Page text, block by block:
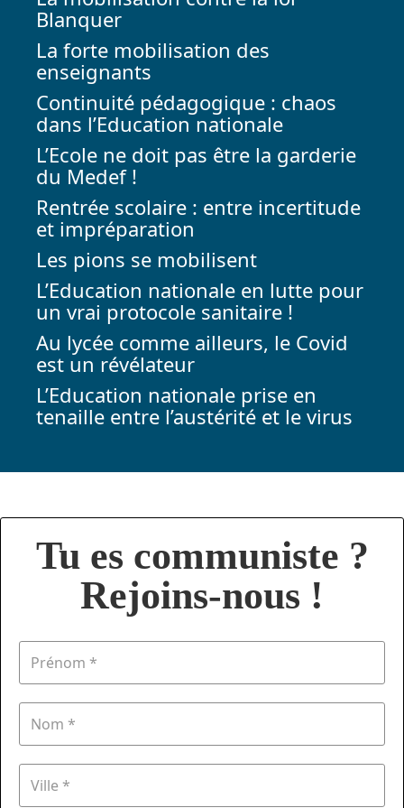
Blanquer
La forte mobilisation des
enseignants
Continuité pédagogique : chaos
dans l’Education nationale
L’Ecole ne doit pas être la garderie
du Medef !
Rentrée scolaire : entre incertitude
et impréparation
Les pions se mobilisent
L’Education nationale en lutte pour
un vrai protocole sanitaire !
Au lycée comme ailleurs, le Covid
est un révélateur
L’Education nationale prise en
tenaille entre l’austérité et le virus
Tu es communiste ?
Rejoins-nous !